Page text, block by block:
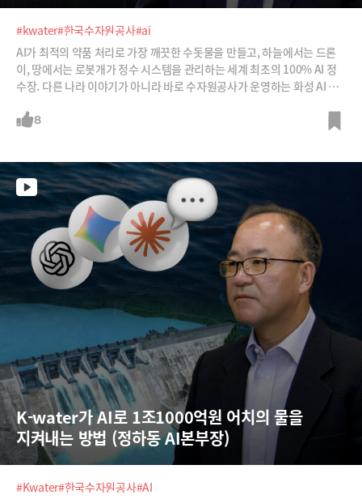
#kwater#한국수자원공사#ai
AI가 최적의 약품 처리로 가장 깨끗한 수돗물을 만들고, 하늘에서는 드론
이, 땅에서는 로봇개가 정수 시스템을 관리하는 세계 최초의 100% AI 정
수장. 다른 나라 이야기가 아니라 바로 수자원공사가 운영하는 화성 AI 정
마실 수 있을까요? 세계 최초로 물 분야 등대공장으로 선정된 화성 AI정수
8
K-water가 AI로 1조1000억원 어치의 물을
지켜내는 방법 (정하동 AI본부장)
#Kwater#한국수자원공사#AI